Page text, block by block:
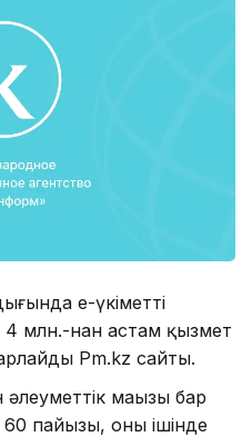
е-үкіметтің
млн.-нан астам қызмет
Pm.kz сайты.
әлеуметтік маңызы бар
60 пайызы, оның ішінде